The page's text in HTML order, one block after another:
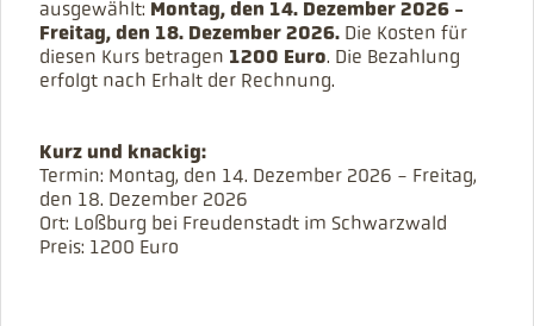
FREUEN UNS
AUF DEN
KURS.
ausgewählt: Montag, den 14. Dezember 2026 -
Freitag, den 18. Dezember 2026. Die Kosten für
diesen Kurs betragen 1200 Euro. Die Bezahlung
erfolgt nach Erhalt der Rechnung.
Kurz und knackig:
Termin: Montag, den 14. Dezember 2026 - Freitag,
den 18. Dezember 2026
Ort: Loßburg bei Freudenstadt im Schwarzwald
Preis: 1200 Euro